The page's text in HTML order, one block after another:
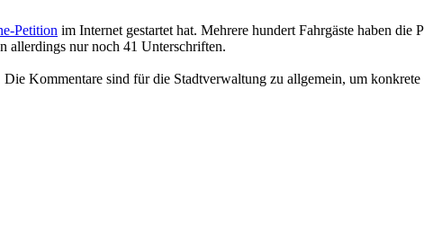
Petition im Internet gestartet hat. Mehrere hundert Fahrgäste haben die
allerdings nur noch 41 Unterschriften.
Kommentare sind für die Stadtverwaltung zu allgemein, um konkrete